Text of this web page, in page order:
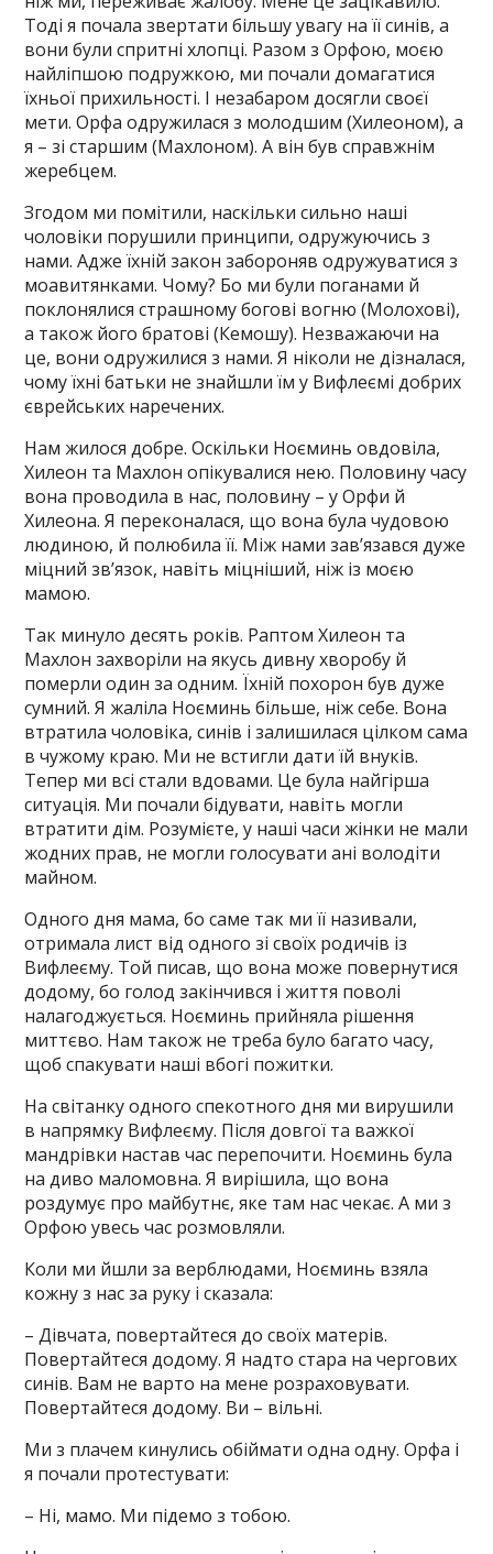
Тоді я почала звертати більшу увагу на її синів, а
вони були спритні хлопці. Разом з Орфою, моєю
найліпшою подружкою, ми почали домагатися
їхньої прихильності. І незабаром досягли своєї
мети. Орфа одружилася з молодшим (Хилеоном), а
я – зі старшим (Махлоном). А він був справжнім
жеребцем.
Згодом ми помітили, наскільки сильно наші
чоловіки порушили принципи, одружуючись з
нами. Адже їхній закон забороняв одружуватися з
моавитянками. Чому? Бо ми були поганами й
поклонялися страшному богові вогню (Молохові),
а також його братові (Кемошу). Незважаючи на
це, вони одружилися з нами. Я ніколи не дізналася,
чому їхні батьки не знайшли їм у Вифлеємі добрих
єврейських наречених.
Нам жилося добре. Оскільки Ноєминь овдовіла,
Хилеон та Махлон опікувалися нею. Половину часу
вона проводила в нас, половину – у Орфи й
Хилеона. Я переконалася, що вона була чудовою
людиною, й полюбила її. Між нами зав’язався дуже
міцний зв’язок, навіть міцніший, ніж із моєю
мамою.
Так минуло десять років. Раптом Хилеон та
Махлон захворіли на якусь дивну хворобу й
померли один за одним. Їхній похорон був дуже
сумний. Я жаліла Ноєминь більше, ніж себе. Вона
втратила чоловіка, синів і залишилася цілком сама
в чужому краю. Ми не встигли дати їй внуків.
Тепер ми всі стали вдовами. Це була найгірша
ситуація. Ми почали бідувати, навіть могли
втратити дім. Розумієте, у наші часи жінки не мали
жодних прав, не могли голосувати ані володіти
майном.
Одного дня мама, бо саме так ми її називали,
отримала лист від одного зі своїх родичів із
Вифлеєму. Той писав, що вона може повернутися
додому, бо голод закінчився і життя поволі
налагоджується. Ноєминь прийняла рішення
миттєво. Нам також не треба було багато часу,
щоб спакувати наші вбогі пожитки.
На світанку одного спекотного дня ми вирушили
в напрямку Вифлеєму. Після довгої та важкої
мандрівки настав час перепочити. Ноєминь була
на диво маломовна. Я вирішила, що вона
роздумує про майбутнє, яке там нас чекає. А ми з
Орфою увесь час розмовляли.
Коли ми йшли за верблюдами, Ноєминь взяла
кожну з нас за руку і сказала:
– Дівчата, повертайтеся до своїх матерів.
Повертайтеся додому. Я надто стара на чергових
синів. Вам не варто на мене розраховувати.
Повертайтеся додому. Ви – вільні.
Ми з плачем кинулись обіймати одна одну. Орфа і
я почали протестувати:
– Ні, мамо. Ми підемо з тобою.